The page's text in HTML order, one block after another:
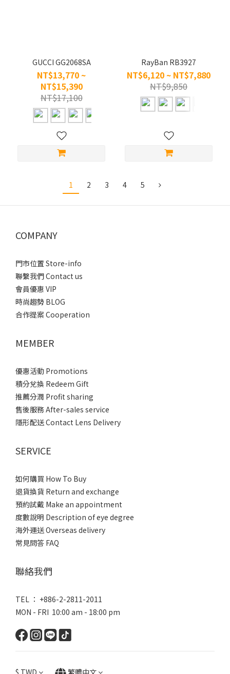
GUCCI GG2068SA
NT$13,770 ~
NT$15,390
NT$17,100
RayBan RB3927
NT$6,120 ~ NT$7,880
NT$9,850
1 2 3 4 5
COMPANY
門市位置 Store-info
聯繫我們 Contact us
會員優惠 VIP
時尚趨勢 BLOG
合作提案 Cooperation
MEMBER
優惠活動 Promotions
積分兌換 Redeem Gift
推薦分潤 Profit sharing
售後服務 After-sales service
隱形配送 Contact Lens Delivery
SERVICE
如何購買 How To Buy
退貨換貨 Return and exchange
預約試戴 Make an appointment
度數說明 Description of eye degree
海外運送 Overseas delivery
常見問答 FAQ
聯絡我們
TEL ： +886-2-2811-2011
MON - FRI 10:00 am - 18:00 pm